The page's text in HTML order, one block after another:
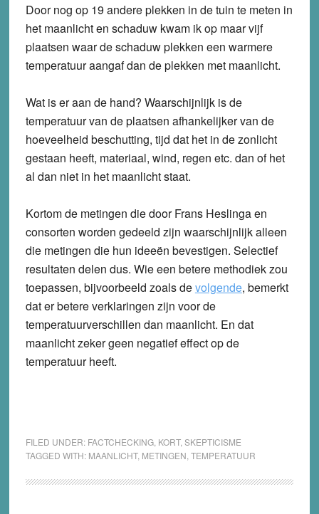
Door nog op 19 andere plekken in de tuin te meten in
het maanlicht en schaduw kwam ik op maar vijf
plaatsen waar de schaduw plekken een warmere
temperatuur aangaf dan de plekken met maanlicht.
Wat is er aan de hand? Waarschijnlijk is de
temperatuur van de plaatsen afhankelijker van de
hoeveelheid beschutting, tijd dat het in de zonlicht
gestaan heeft, materiaal, wind, regen etc. dan of het
al dan niet in het maanlicht staat.
Kortom de metingen die door Frans Heslinga en
consorten worden gedeeld zijn waarschijnlijk alleen
die metingen die hun ideeën bevestigen. Selectief
resultaten delen dus. Wie een betere methodiek zou
toepassen, bijvoorbeeld zoals devolgende, bemerkt
dat er betere verklaringen zijn voor de
temperatuurverschillen dan maanlicht. En dat
maanlicht zeker geen negatief effect op de
temperatuur heeft.
FILED UNDER: FACTCHECKING, KORT, SKEPTICISME
TAGGED WITH: MAANLICHT, METINGEN TEMPERATUUR